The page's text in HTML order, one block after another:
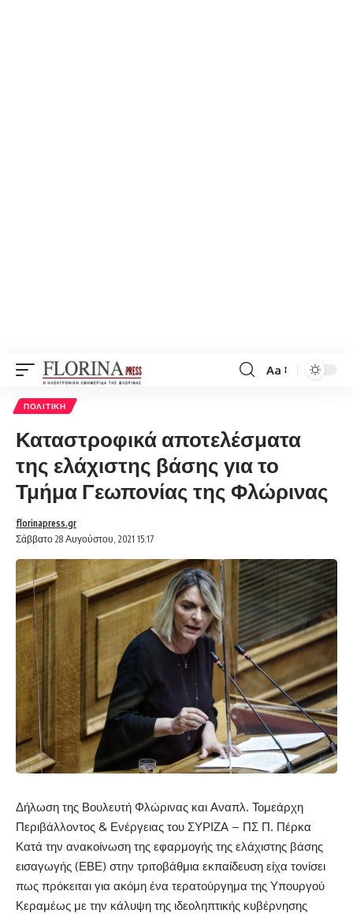
Font
Aa
ΠΟΛΙΤΙΚΉ
Καταστροφικά αποτελέσματα
της ελάχιστης βάσης για το
Τμήμα Γεωπονίας της Φλώρινας
Σάββατο 28 Αυγούστου, 2021 15:17
florinapress.gr
Δήλωση της Βουλευτή Φλώρινας και Αναπλ. Τομεάρχη
Περιβάλλοντος & Ενέργειας του ΣΥΡΙΖΑ – ΠΣ Π. Πέρκα
Κατά την ανακοίνωση της εφαρμογής της ελάχιστης βάσης
εισαγωγής (ΕΒΕ) στην τριτοβάθμια εκπαίδευση είχα τονίσει
πως πρόκειται για ακόμη ένα τερατούργημα της Υπουργού
Κεραμέως με την κάλυψη της ιδεοληπτικής κυβέρνησης